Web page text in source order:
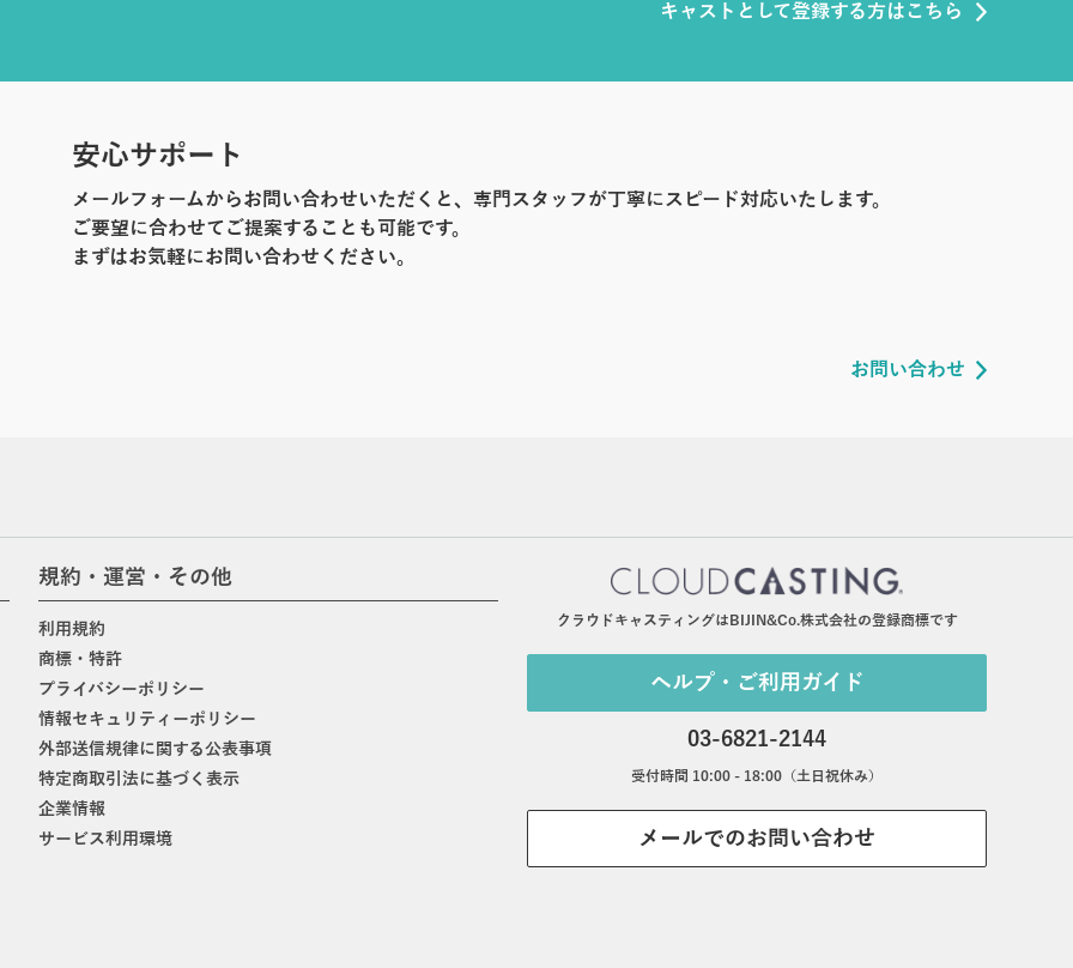
キャストとして登録する方はこちら
安心サポート
メールフォームからお問い合わせいただくと、専門スタッフが丁寧にスピード対応いたします。
ご要望に合わせてご提案することも可能です。
まずはお気軽にお問い合わせください。
お問い合わせ
規約・運営・その他
利用規約
商標・特許
プライバシーポリシー
情報セキュリティーポリシー
外部送信規律に関する公表事項
特定商取引法に基づく表示
企業情報
サービス利用環境
クラウドキャスティングはBIJIN&Co.株式会社の登録商標です
ヘルプ・ご利用ガイド
03-6821-2144
受付時間 10:00 - 18:00（土日祝休み）
メールでのお問い合わせ